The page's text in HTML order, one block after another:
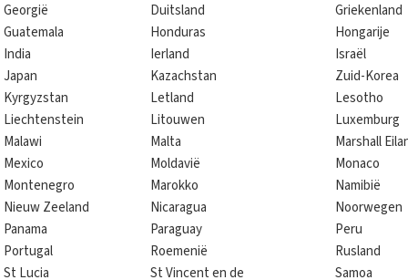
Georgië
Duitsland
Griekenland
Guatemala
Honduras
Hongarije
India
Ierland
Israël
Japan
Kazachstan
Zuid-Korea
Kyrgyzstan
Letland
Lesotho
Liechtenstein
Litouwen
Luxemburg
Malawi
Malta
Marshall
Mexico
Moldavië
Monaco
Montenegro
Marokko
Namibië
Nieuw Zeeland
Nicaragua
Noorwegen
Panama
Paraguay
Peru
Portugal
Roemenië
Rusland
St Lucia
St Vincent en de
Samoa